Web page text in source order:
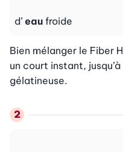
d’ eau froide
Bien mélanger le Fiber
un court instant,
gélatineuse.